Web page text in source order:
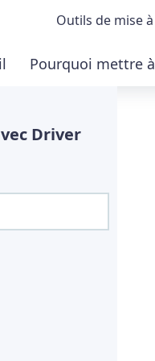
Outils de mise
Acheter
Pourquoi mettre
Driver